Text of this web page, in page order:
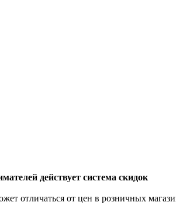
действует система скидок
отличаться от цен в розничных